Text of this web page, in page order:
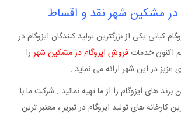
در مشکین شهر نقد و اقساط
کیانی یکی از بزرگترین تولید کنندگان ایزوگام در
اکنون خدمات فروش ایزوگام در مشکین شهررا
عزیز در این شهر ارائه می نماید .
برند های ایزوگام را از ما تهیه نمائید . شرکت ما با
کارخانه های تولید ایزوگام در تبریز ، معتبر ترین